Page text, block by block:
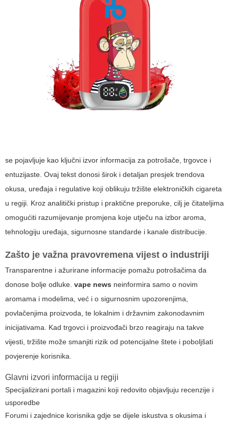
se pojavljuje kao ključni izvor informacija za potrošače, trgovce i
entuzijaste. Ovaj tekst donosi širok i detaljan presjek trendova
okusa, uređaja i regulative koji oblikuju tržište elektroničkih cigareta
u regiji. Kroz analitički pristup i praktične preporuke, cilj je čitateljima
omogućiti razumijevanje promjena koje utječu na izbor aroma,
tehnologiju uređaja, sigurnosne standarde i kanale distribucije.
Zašto je važna pravovremena vijest o industriji
Transparentne i ažurirane informacije pomažu potrošačima da
donose bolje odluke. vape news neinformira samo o novim
aromama i modelima, već i o sigurnosnim upozorenjima,
povlačenjima proizvoda, te lokalnim i državnim zakonodavnim
inicijativama. Kad trgovci i proizvođači brzo reagiraju na takve
vijesti, tržište može smanjiti rizik od potencijalne štete i poboljšati
povjerenje korisnika.
Glavni izvori informacija u regiji
Specijalizirani portali i magazini koji redovito objavljuju recenzije i
usporedbe
Forumi i zajednice korisnika gdje se dijele iskustva s okusima i